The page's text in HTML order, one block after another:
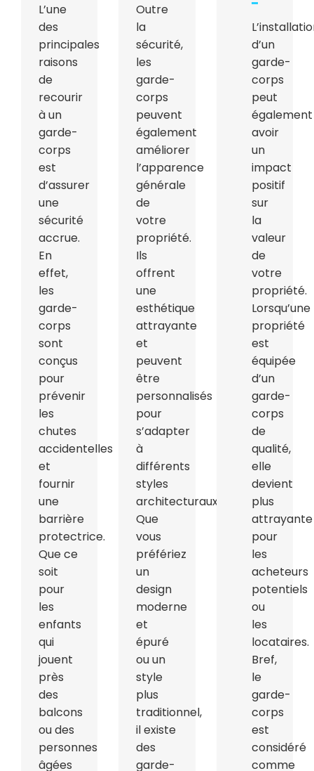
L’une
des
principales
raisons
de
recourir
à un
garde-
corps
est
d’assurer
une
sécurité
accrue.
En
effet,
les
garde-
corps
sont
conçus
pour
prévenir
les
chutes
accidentelles
et
fournir
une
barrière
protectrice.
Que ce
soit
pour
les
enfants
qui
jouent
près
des
balcons
ou des
personnes
âgées
Outre
la
sécurité,
les
garde-
corps
peuvent
également
améliorer
l’apparence
générale
de
votre
propriété.
Ils
offrent
une
esthétique
attrayante
et
peuvent
être
personnalisés
pour
s’adapter
à
différents
styles
architecturaux.
Que
vous
préfériez
un
design
moderne
et
épuré
ou un
style
plus
traditionnel,
il existe
des
garde-
d’un
garde-
corps
peut
également
avoir
un
impact
positif
sur
la
valeur
de
votre
propriété.
Lorsqu’une
propriété
est
équipée
d’un
garde-
corps
de
qualité,
elle
devient
plus
attrayante
pour
les
acheteurs
potentiels
ou
les
locataires.
Bref,
le
garde-
corps
est
considéré
comme